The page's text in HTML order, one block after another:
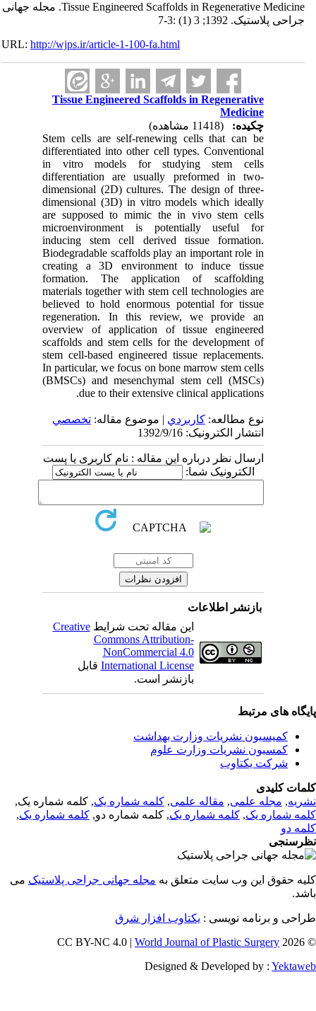
Tissue Engineered Scaffolds in Regenerative Medicine. مجله جهانی
جراحی پلاستیک. 1392; 3 (1) :3-7
URL:http://wjps.ir/article-1-100-fa.html
Tissue Engineered Scaffolds in Regenerative
Medicine
چکیده:
Stem cells are self-renewing cells that can be
differentiated into other cell types. Conventional
in vitro models for studying stem cells
differentiation are usually preformed in two-
dimensional (2D) cultures. The design of three-
dimensional (3D) in vitro models which ideally
are supposed to mimic the in vivo stem cells
microenvironment is potentially useful for
inducing stem cell derived tissue formation.
Biodegradable scaffolds play an important role in
creating a 3D environment to induce tissue
formation. The application of scaffolding
materials together with stem cell technologies are
believed to hold enormous potential for tissue
regeneration. In this review, we provide an
overview of application of tissue engineered
scaffolds and stem cells for the development of
stem cell-based engineered tissue replacements.
In particular, we focus on bone marrow stem cells
(BMSCs) and mesenchymal stem cell (MSCs)
due to their extensive clinical applications.
نوع مطالعه:كاربردي| موضوع مقاله:تخصصي
انتشار الکترونیک: 1392/9/16
ارسال نظر درباره این مقاله : نام کاربری یا پست
الکترونیک شما:
بازنشر اطلاعات
این مقاله تحت شرایطCreative
Commons Attribution-
NonCommercial 4.0
International Licenseقابل
بازنشر است.
های مرتبط
کمیسیون نشریات وزارت بهداشت
کمسیون نشریات وزارت علوم
شرکت یکتاوب
کلیدی
,مجله علمی, مقاله علمی, کلمه شماره یک, کلمه شماره یک,
شماره یک,کلمه شماره یک, کلمه شماره دو,کلمه شماره یک,
دو
حقوق این وب سایت متعلق بهمجله جهانی جراحی پلاستیکمی
و برنامه نویسی : یکتاوب افزار شرق
©
World Journal of Plastic Surgery
Designed & Developed by :